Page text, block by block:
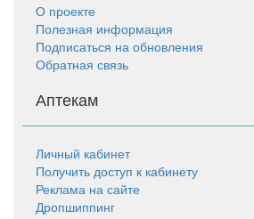
О проекте
Полезная информация
Подписаться на обновления
Обратная связь
Аптекам
Личный кабинет
Получить доступ к кабинету
Реклама на сайте
Дропшиппинг